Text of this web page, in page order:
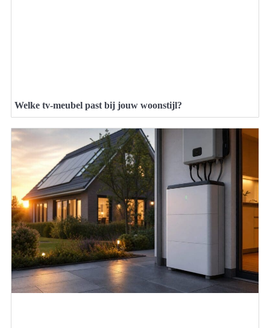
Welke tv-meubel past bij jouw woonstijl?